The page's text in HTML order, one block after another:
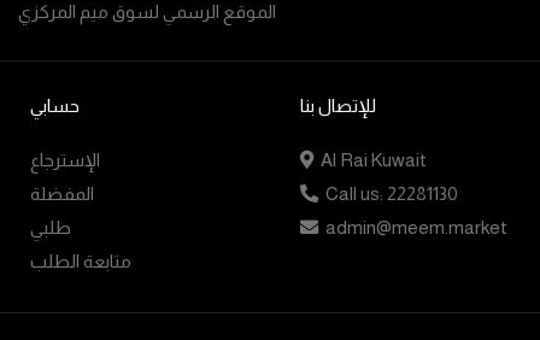
الموقع الرسمي لسوق ميم المركزي
حسابي
الإسترجاع
المفضلة
طلبي
متابعة الطلب
للإتصال بنا
Al Rai Kuwait
Call us: 22281130
admin@meem.market